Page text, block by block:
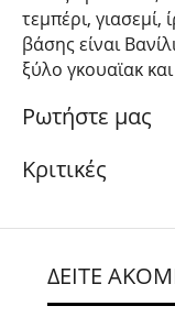
τεμπέρι, γιασεμί,
βάσης είναι
ξύλο γκουαϊακ
Ρωτήστε μας
Κριτικές
ΔΕΙΤΕ